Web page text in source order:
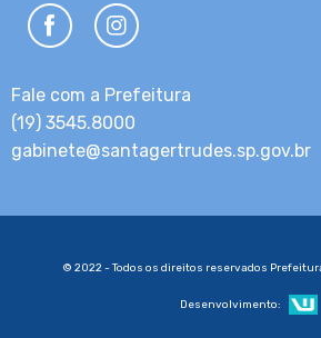
Fale com a Prefeitura
(19) 3545.8000
gabinete@santagertrudes.sp.gov.br
© 2022 - Todos os direitos reservados
Desenvolvimento: